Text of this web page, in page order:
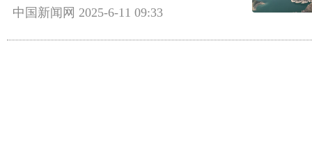
中国新闻网 2025-6-11 09:33